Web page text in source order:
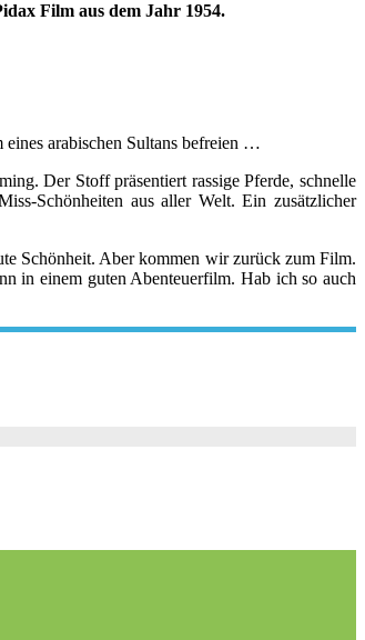
Film aus dem Jahr 1954.
arabischen Sultans befreien …
Der Stoff präsentiert rassige Pferde, schnelle
Schönheiten aus aller Welt. Ein zusätzlicher
Schönheit. Aber kommen wir zurück zum Film.
in einem guten Abenteuerfilm. Hab ich so auch